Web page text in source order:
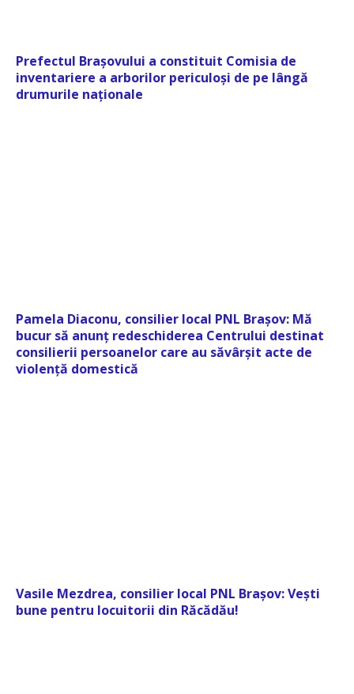
Prefectul Brașovului a constituit Comisia de
inventariere a arborilor periculoși de pe lângă
drumurile naționale
Pamela Diaconu, consilier local PNL Brașov: Mă
bucur să anunț redeschiderea Centrului destinat
consilierii persoanelor care au săvârșit acte de
violență domestică
Vasile Mezdrea, consilier local PNL Brașov: Vești
bune pentru locuitorii din Răcădău!